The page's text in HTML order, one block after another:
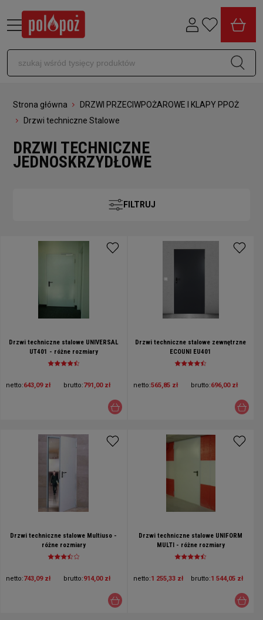
Strona główna
DRZWI PRZECIWPOŻAROWE I KLAPY PPOŻ
Drzwi techniczne Stalowe
DRZWI TECHNICZNE
JEDNOSKRZYDŁOWE
FILTRUJ
Drzwi techniczne stalowe UNIVERSAL
UT401 - różne rozmiary
netto:643,09 zł brutto:791,00 zł
Drzwi techniczne stalowe zewnętrzne
ECOUNI EU401
netto:565,85 zł brutto:696,00 zł
Drzwi techniczne stalowe Multiuso -
różne rozmiary
netto:743,09 zł brutto:914,00 zł
Drzwi techniczne stalowe UNIFORM
MULTI - różne rozmiary
netto:1 255,33 zł brutto:1 544,05 zł